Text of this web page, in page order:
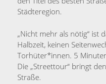
Städteregion.
„Nicht mehr als nötig“ ist
Halbzeit, keinen
Torhüter*innen. 5
Die „Streettour“ bringt
Straße.